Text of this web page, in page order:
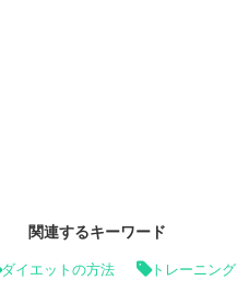
関連するキーワード
ダイエットの方法 トレーニング